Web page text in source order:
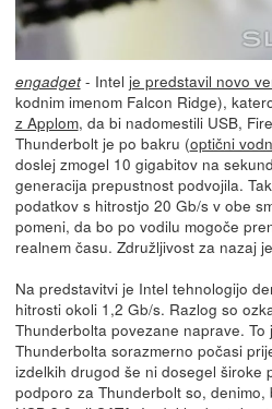
engadget- Intel je predstavil novo
kodnim imenom Falcon Ridge),
z Applom, da bi nadomestili USB,
Thunderbolt je po bakru (optični
doslej zmogel 10 gigabitov na
generacija prepustnost podvojila.
podatkov s hitrostjo 20 Gb/s v obe
pomeni, da bo po vodilu mogoče
realnem času. Združljivost za nazaj
Na predstavitvi je Intel tehnologijo
hitrosti okoli 1,2 Gb/s. Razlog so
Thunderbolta povezane naprave.
Thunderbolta sorazmerno počasi
izdelkih drugod še ni dosegel široke
podporo za Thunderbolt so,